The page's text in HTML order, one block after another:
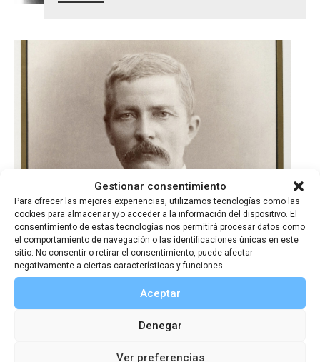
Gestionar consentimiento
Para ofrecer las mejores experiencias, utilizamos tecnologías como las
cookies para almacenar y/o acceder a la información del dispositivo. El
consentimiento de estas tecnologías nos permitirá procesar datos como
el comportamiento de navegación o las identificaciones únicas en este
sitio. No consentir o retirar el consentimiento, puede afectar
negativamente a ciertas características y funciones.
Aceptar
Denegar
Ver preferencias
Stanley en Madrid. 150 años del
telegrama que rescató a
Livingstone